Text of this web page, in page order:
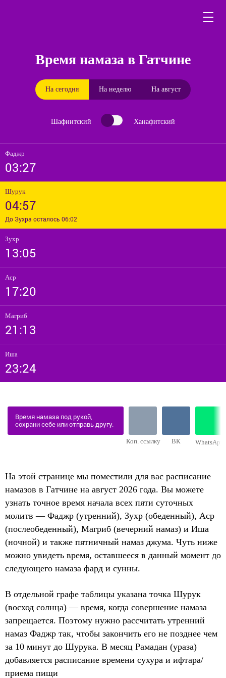
Время намаза в Гатчине
На сегодня На неделю На август
Шафиитский Ханафитский
Фаджр
03:27
Шурук
04:57
До Зухра осталось 06:02
Зухр
13:05
Аср
17:20
Магриб
21:13
Иша
23:24
Время намаза под рукой,
сохрани себе или отправь другу.
Коп. ссылку ВК WhatsApp
На этой странице мы поместили для вас расписание
намазов в Гатчине на август 2026 года. Вы можете
узнать точное время начала всех пяти суточных
молитв — Фаджр (утренний), Зухр (обеденный), Аср
(послеобеденный), Магриб (вечерний намаз) и Иша
(ночной) и также пятничный намаз джума. Чуть ниже
можно увидеть время, оставшееся в данный момент до
следующего намаза фард и сунны.
В отдельной графе таблицы указана точка Шурук
(восход солнца) — время, когда совершение намаза
запрещается. Поэтому нужно рассчитать утренний
намаз Фаджр так, чтобы закончить его не позднее чем
за 10 минут до Шурука. В месяц Рамадан (ураза)
добавляется расписание времени сухура и ифтара/
приема пищи